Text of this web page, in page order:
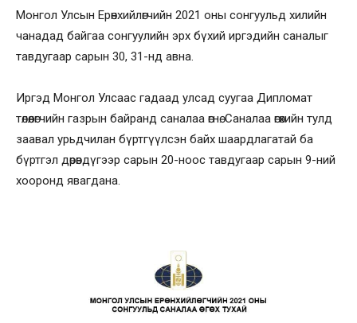
Монгол Улсын Ерөнхийлөгчийн 2021 оны сонгуульд хилийн
чанадад байгаа сонгуулийн эрх бүхий иргэдийн саналыг
тавдугаар сарын 30, 31-нд авна.
Иргэд Монгол Улсаас гадаад улсад суугаа Дипломат
төлөөлөгчийн газрын байранд саналаа өгнө. Саналаа өгөхийн тулд
заавал урьдчилан бүртгүүлсэн байх шаардлагатай ба
бүртгэл дөрөвдүгээр сарын 20-ноос тавдугаар сарын 9-ний
хооронд явагдана.